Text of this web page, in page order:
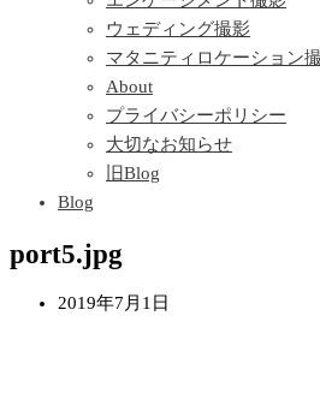
ウェディング撮影
マタニティロケーション
About
プライバシーポリシー
大切なお知らせ
旧Blog
Blog
port5.jpg
2019年7月1日